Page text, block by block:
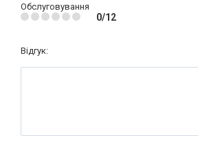
Обслуговування
0/12
Відгук: